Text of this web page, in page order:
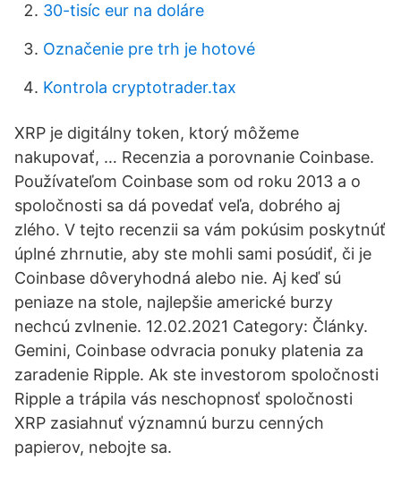
30-tisíc eur na doláre
Označenie pre trh je hotové
Kontrola cryptotrader.tax
XRP je digitálny token, ktorý môžeme
nakupovať, … Recenzia a porovnanie Coinbase.
Používateľom Coinbase som od roku 2013 a o
spoločnosti sa dá povedať veľa, dobrého aj
zlého. V tejto recenzii sa vám pokúsim poskytnúť
úplné zhrnutie, aby ste mohli sami posúdiť, či je
Coinbase dôveryhodná alebo nie. Aj keď sú
peniaze na stole, najlepšie americké burzy
nechcú zvlnenie. 12.02.2021 Category: Články.
Gemini, Coinbase odvracia ponuky platenia za
zaradenie Ripple. Ak ste investorom spoločnosti
Ripple a trápila vás neschopnosť spoločnosti
XRP zasiahnuť významnú burzu cenných
papierov, nebojte sa.